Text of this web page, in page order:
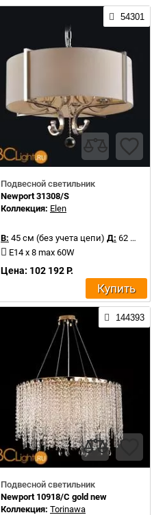
54301
Подвесной светильник
Newport 31308/S
Коллекция: Elen
В: 45 см (без учета цепи) Д: 62 см
E14 x 8 max 60W
Цена: 102 192 Р.
Купить
144393
Подвесной светильник
Newport 10918/C gold new
Коллекция: Torinawa